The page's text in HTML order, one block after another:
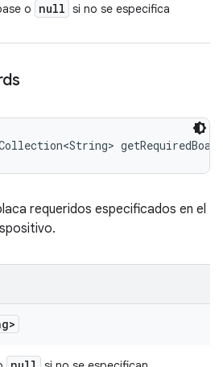
o null si no se especifica
requeridos especificados en el